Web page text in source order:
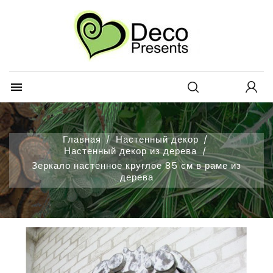
Добавить в избранное
Create new list
Create wishlist
Отмена Create wishlist
You need to be logged in to save products in your
Отмена Войти

Главная
Настенный декор
Настенный декор из дерева
Зеркало настенное круглое 85 см в раме из
дерева